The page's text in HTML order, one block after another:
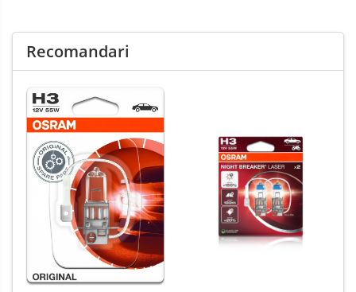
Potrivire universală: Acest bec H3 12V 55W este potrivit
pentru o gamă variată de vehicule, oferind o soluție de
puteți bucura de o iluminare de înaltă performanță pe timp de
noapte, îmbunătățind astfel siguranța și confortul
dumneavoastră în timpul conducerii.
Recomandari